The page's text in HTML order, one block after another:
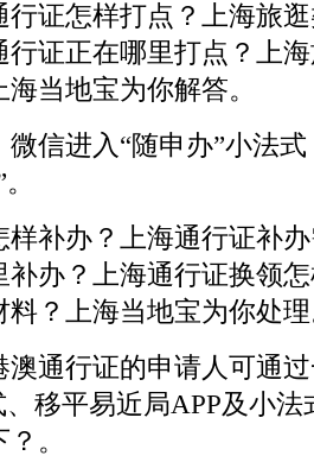
怎样打点？上海旅逛
行证正在哪里打点？上
当地宝为你解答。
进入“随申办”小法式
办？上海通行证补办
补办？上海通行证换领
料？上海当地宝为你处
行证的申请人可通过
移平易近局APP及小
。